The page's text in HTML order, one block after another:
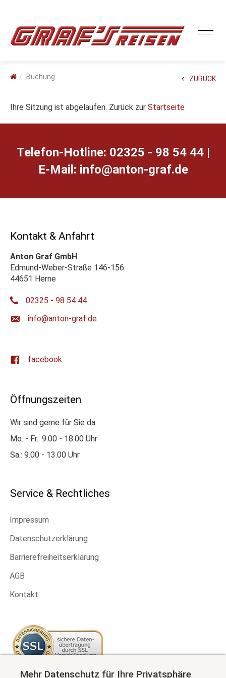
Buchung ZURÜCK
Ihre Sitzung ist abgelaufen. Zurück zur Startseite
Telefon-Hotline: 02325 - 98 54 44 |
E-Mail: ed.farg-notna@ofni
Kontakt & Anfahrt
Anton Graf GmbH
Edmund-Weber-Straße 146-156
44651 Herne
02325 - 98 54 44
ed.farg-notna@ofni
facebook
Öffnungszeiten
Wir sind gerne für Sie da:
Mo. - Fr.: 9.00 - 18.00 Uhr
Sa.: 9.00 - 13.00 Uhr
Service & Rechtliches
Impressum
Datenschutzerklärung
Barrierefreiheitserklärung
AGB
Kontakt
Mehr Datenschutz für Ihre Privatsphäre